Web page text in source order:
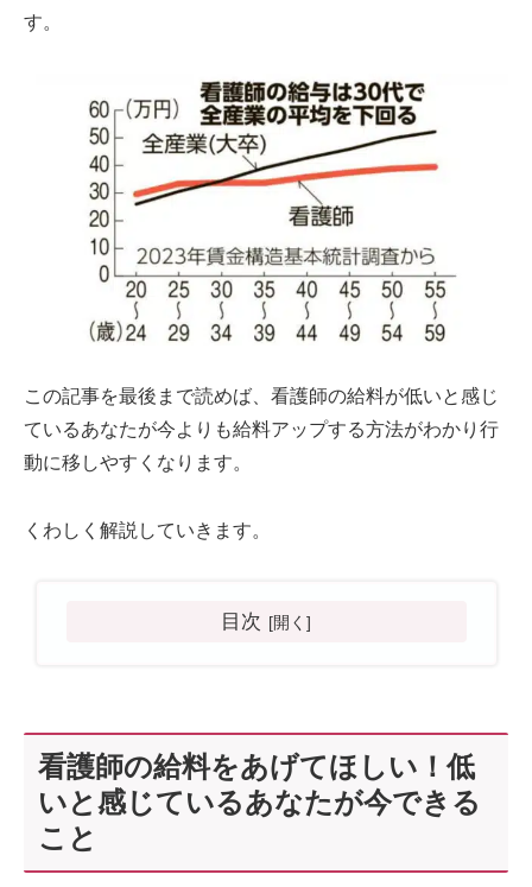
す。
この記事を最後まで読めば、看護師の給料が低いと感じ
ているあなたが今よりも給料アップする方法がわかり行
動に移しやすくなります。
くわしく解説していきます。
目次
看護師の給料をあげてほしい！低
いと感じているあなたが今できる
こと